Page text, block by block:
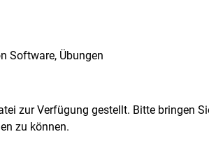
Software, Übungen
zur Verfügung gestellt. Bitte bringen
zu können.